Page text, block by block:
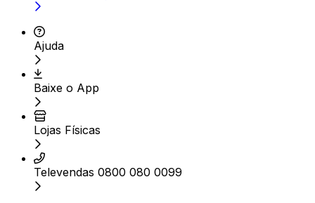
Ajuda
Baixe o App
Lojas Físicas
Televendas 0800 080 0099